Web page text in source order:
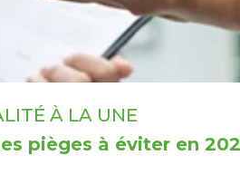
À LA UNE
pièges à éviter en